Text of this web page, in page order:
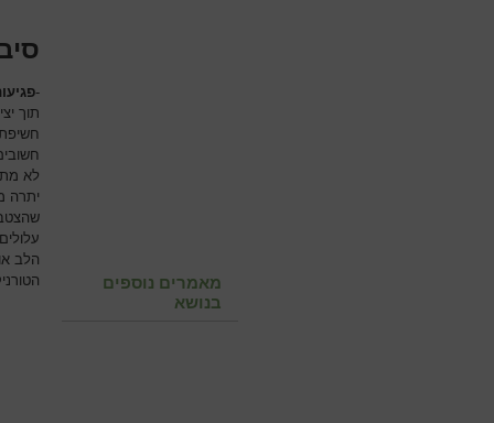
-
תוך
לא
יתרה
הלב
מאמרים נוספים
בנושא